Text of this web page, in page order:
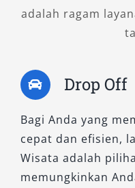
Sebelum
prima. Cek bagian
AC, dan
5. Pilih
(Lepas Kunci
adalah ragam
Drop Off
Bagi Anda yang
cepat dan efisien,
Wisata adalah
memungkinkan